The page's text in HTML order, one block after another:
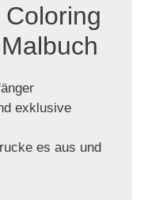
exklusive
es aus und